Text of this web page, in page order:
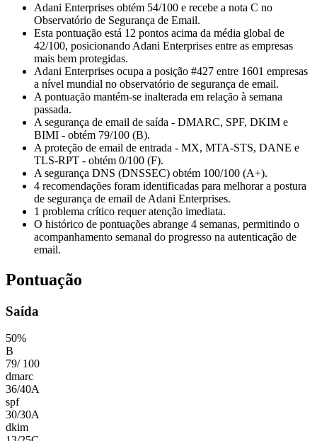
Adani Enterprises obtém 54/100 e recebe a nota C no
Observatório de Segurança de Email.
Esta pontuação está 12 pontos acima da média global de
42/100, posicionando Adani Enterprises entre as empresas
mais bem protegidas.
Adani Enterprises ocupa a posição #427 entre 1601 empresas
a nível mundial no observatório de segurança de email.
A pontuação mantém-se inalterada em relação à semana
passada.
A segurança de email de saída - DMARC, SPF, DKIM e
BIMI - obtém 79/100 (B).
A proteção de email de entrada - MX, MTA-STS, DANE e
TLS-RPT - obtém 0/100 (F).
A segurança DNS (DNSSEC) obtém 100/100 (A+).
4 recomendações foram identificadas para melhorar a postura
de segurança de email de Adani Enterprises.
1 problema crítico requer atenção imediata.
O histórico de pontuações abrange 4 semanas, permitindo o
acompanhamento semanal do progresso na autenticação de
email.
Pontuação
Saída
50%
B
79/ 100
dmarc
36/40A
spf
30/30A
dkim